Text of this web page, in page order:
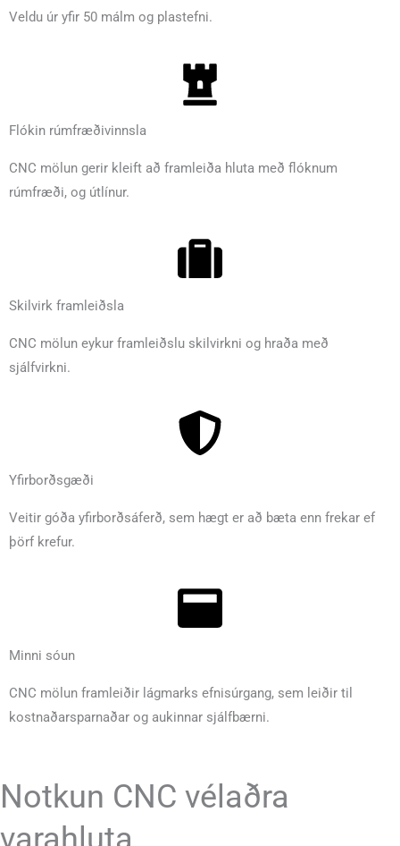
Veldu úr yfir 50 málm og plastefni.
Flókin rúmfræðivinnsla
CNC mölun gerir kleift að framleiða hluta með flóknum
rúmfræði, og útlínur.
Skilvirk framleiðsla
CNC mölun eykur framleiðslu skilvirkni og hraða með
sjálfvirkni.
Yfirborðsgæði
Veitir góða yfirborðsáferð, sem hægt er að bæta enn frekar ef
þörf krefur.
Minni sóun
CNC mölun framleiðir lágmarks efnisúrgang, sem leiðir til
kostnaðarsparnaðar og aukinnar sjálfbærni.
Notkun CNC vélaðra